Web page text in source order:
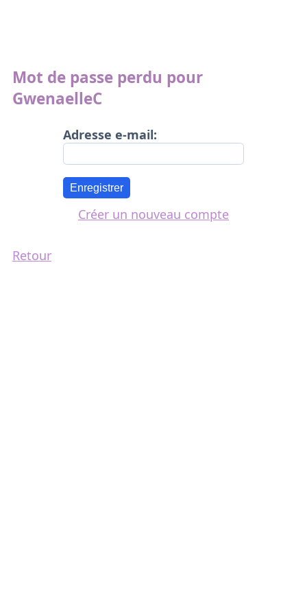
Mot de passe perdu pour
GwenaelleC
Adresse e-mail:
Enregistrer
Créer un nouveau compte
Retour